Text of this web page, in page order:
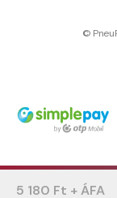
5 180 Ft + ÁFA
©